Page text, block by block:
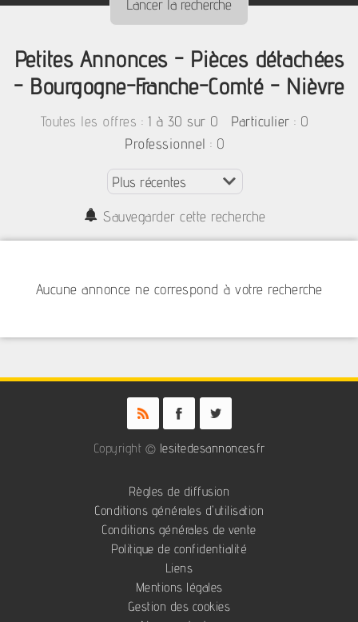
Petites Annonces - Pièces détachées
- Bourgogne-Franche-Comté - Nièvre
Toutes les offres : 1 à 30 sur 0 Particulier : 0
Professionnel : 0
Sauvegarder cette recherche
Aucune annonce ne correspond à votre recherche
Copyright © lesitedesannonces.fr
Règles de diffusion
Conditions générales d'utilisation
Conditions générales de vente
Politique de confidentialité
Liens
Mentions légales
Gestion des cookies